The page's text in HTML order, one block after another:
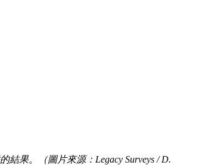
果。（圖片來源：Legacy Surveys / D.